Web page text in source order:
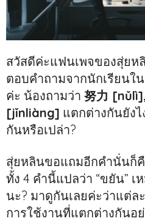
สวัสดีค่ะแฟนเพจของสุ่ยห
ตอบคำถามจากนักเรียนใ
ค่ะ น้องถามว่า努力
[jǐnliàng] แตกต่างกันยังไ
กันหรือเปล่า?
สุ่ยหลินขอแถมอีกคำนั่นก็
ทั้ง 4 คำนี้แปลว่า “ขยัน”
นะ? มาดูกันเลยค่ะว่าแต่
การใช้งานที่แตกต่างกันอย่